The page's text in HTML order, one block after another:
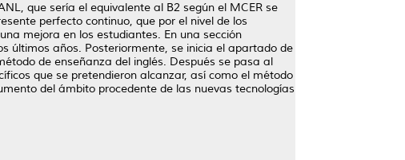
que sería el equivalente al B2 según el MCER se
perfecto continuo, que por el nivel de los
mejora en los estudiantes. En una sección
últimos años. Posteriormente, se inicia el apartado de
de enseñanza del inglés. Después se pasa al
que se pretendieron alcanzar, así como el método
del ámbito procedente de las nuevas tecnologías